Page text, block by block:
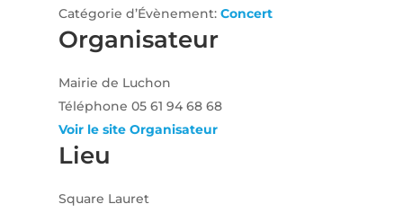
Catégorie d’Évènement: Concert
Lieu
Square Lauret
Organisateur
Mairie de Luchon
Téléphone 05 61 94 68 68
Voir le site Organisateur